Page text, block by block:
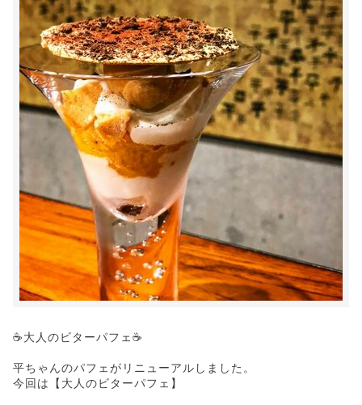
☕️大人のビターパフェ☕️
平ちゃんのパフェがリニューアルしました。
今回は【大人のビターパフェ】